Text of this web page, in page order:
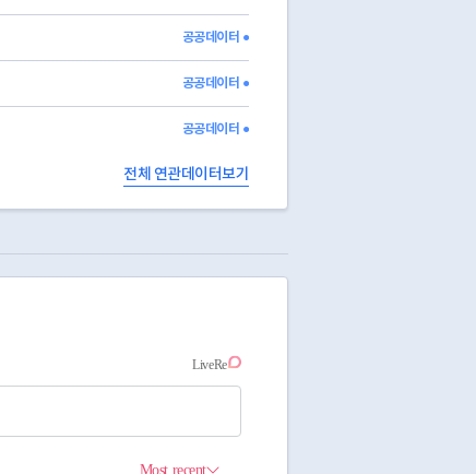
공공데이터 ●
공공데이터 ●
공공데이터 ●
전체 연관데이터보기